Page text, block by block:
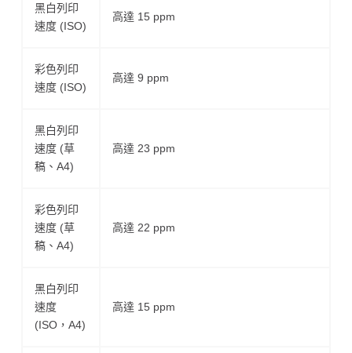
黑白列印
速度 (ISO)
高達 15 ppm
彩色列印
速度 (ISO)
高達 9 ppm
黑白列印
速度 (草
稿、A4)
高達 23 ppm
彩色列印
速度 (草
稿、A4)
高達 22 ppm
黑白列印
速度
(ISO，A4)
高達 15 ppm